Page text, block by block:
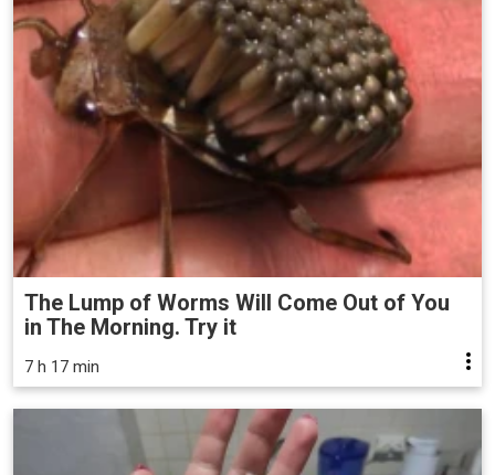
The Lump of Worms Will Come Out of You
in The Morning. Try it
7 h 17 min